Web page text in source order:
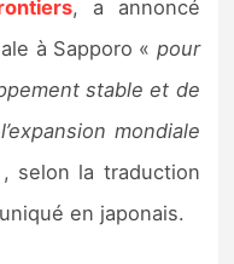
2
, a annoncé
à Sapporo « pour
stable et de
mondiale
selon la traduction
en japonais.